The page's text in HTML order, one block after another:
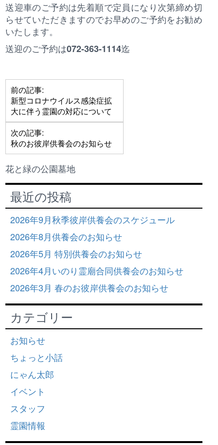
送迎車のご予約は先着順で定員になり次第締め切
らせていただきますのでお早めのご予約をお勧め
いたします。
送迎のご予約は072-363-1114迄
前の記事:
新型コロナウイルス感染症拡
大に伴う霊園の対応について
次の記事:
秋のお彼岸供養会のお知らせ
花と緑の公園墓地
最近の投稿
2026年9月秋季彼岸供養会のスケジュール
2026年8月供養会のお知らせ
2026年5月 特別供養会のお知らせ
2026年4月いのり霊廟合同供養会のお知らせ
2026年3月 春のお彼岸供養会のお知らせ
カテゴリー
お知らせ
ちょっと小話
にゃん太郎
イベント
スタッフ
霊園情報